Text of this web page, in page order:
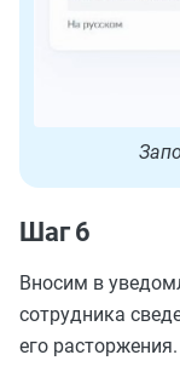
Шаг 6
Вносим в
сотрудника
его расторжения.